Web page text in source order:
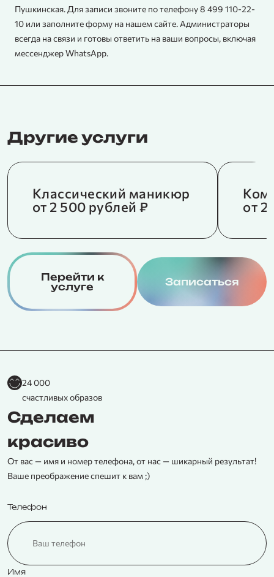
Пушкинская. Для записи звоните по телефону 8 499 110-22-
10 или заполните форму на нашем сайте. Администраторы
всегда на связи и готовы ответить на ваши вопросы, включая
мессенджер WhatsApp.
Другие услуги
Классический маникюр
от 2 500 рублей ₽
от 2
Перейти к
услуге
Записаться
24 000
счастливых образов
Сделаем
красиво
От вас — имя и номер телефона, от нас — шикарный результат!
Ваше преображение спешит к вам ;)
Телефон
Имя